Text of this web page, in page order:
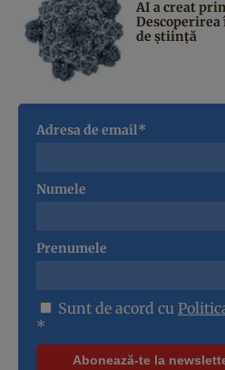
AI a creat
de știință
Adresa de email*
Numele
Prenumele
Sunt de acord cu
*